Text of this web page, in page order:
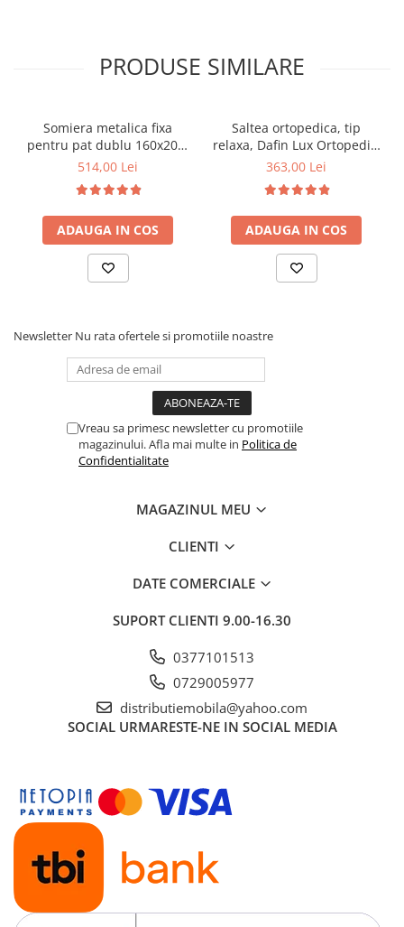
PRODUSE SIMILARE
Somiera metalica fixa
pentru pat dublu 160x200,
6 picioare, 32 lamele lemn
saltea ferm, negru
514,00 Lei
ADAUGA IN COS
Saltea ortopedica, tip
relaxa, Dafin Lux Ortopedic,
90x200x21cm, fermitate
tip Bonell, fata vara-iarna,
sistem de aerisire cu
butoni, Salt Confort
363,00 Lei
ADAUGA IN COS
Newsletter Nu rata ofertele si promotiile noastre
Vreau sa primesc newsletter cu promotiile
magazinului. Afla mai multe in Politica de
Confidentialitate
MAGAZINUL MEU
CLIENTI
DATE COMERCIALE
SUPORT CLIENTI 9.00-16.30
0377101513
0729005977
distributiemobila@yahoo.com
SOCIAL URMARESTE-NE IN SOCIAL MEDIA